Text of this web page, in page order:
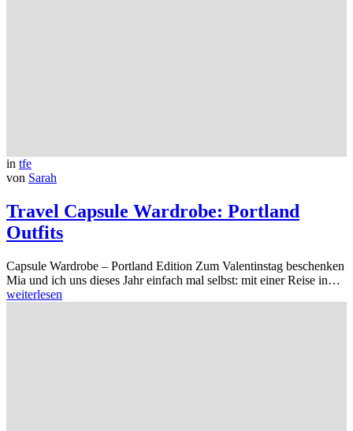
in tfe
von Sarah
Travel Capsule Wardrobe: Portland
Outfits
Capsule Wardrobe – Portland Edition Zum Valentinstag beschenken
Mia und ich uns dieses Jahr einfach mal selbst: mit einer Reise in…
weiterlesen